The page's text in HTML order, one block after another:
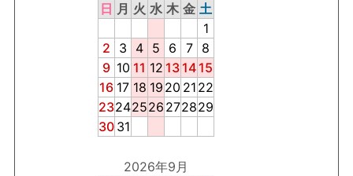
日 月 火 水 木 金 土
1
2
3 4 5 6 7
8
9 10 11 12 13 14 15
16 17 18 19 20 21 22
23242526 272829
30 31
2026年9月